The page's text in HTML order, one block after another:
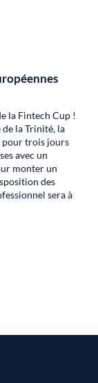
la Fintech Cup !
la Trinité, la
pour trois jours
avec un
monter un
des
sera à